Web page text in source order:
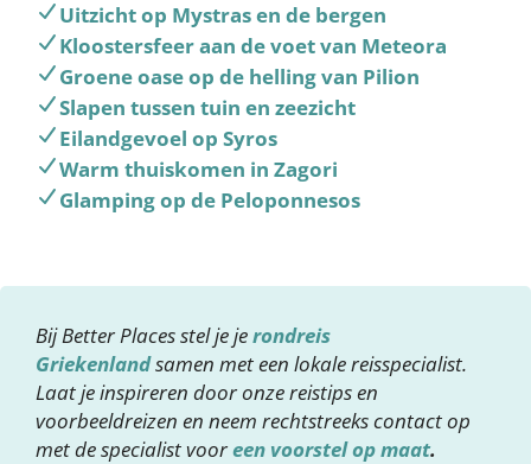
Uitzicht op Mystras en de bergen
Kloostersfeer aan de voet van Meteora
Groene oase op de helling van Pilion
Slapen tussen tuin en zeezicht
Eilandgevoel op Syros
Warm thuiskomen in Zagori
Glamping op de Peloponnesos
Bij Better Places stel je jerondreis
Griekenlandsamen met een lokale reisspecialist.
Laat je inspireren door onze reistips en
voorbeeldreizen en neem rechtstreeks contact op
met de specialist vooreen voorstel op maat.